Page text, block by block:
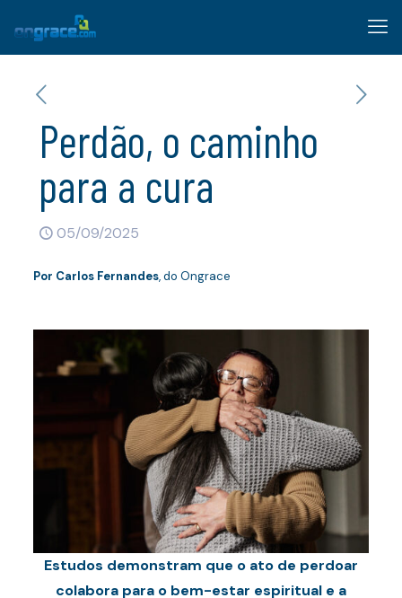
Perdão, o caminho
para a cura
05/09/2025
Por Carlos Fernandes, do Ongrace
Estudos demonstram que o ato de perdoar
colabora para o bem-estar espiritual e a